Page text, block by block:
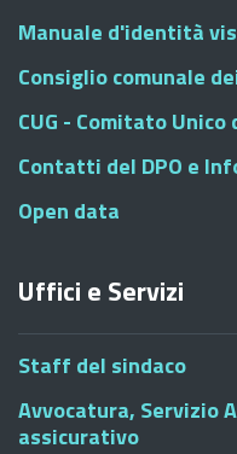
Manuale d'identità
Consiglio comunale
CUG - Comitato Unico
Contatti del DPO e
Open data
Uffici e Servizi
Staff del sindaco
Avvocatura, Servizio
assicurativo